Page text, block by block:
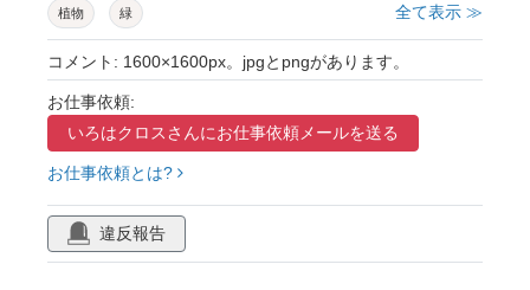
植物 緑 全て表示 ≫
コメント: 1600×1600px。jpgとpngがあります。
お仕事依頼:
いろはクロスさんにお仕事依頼メールを送る
お仕事依頼とは?
違反報告